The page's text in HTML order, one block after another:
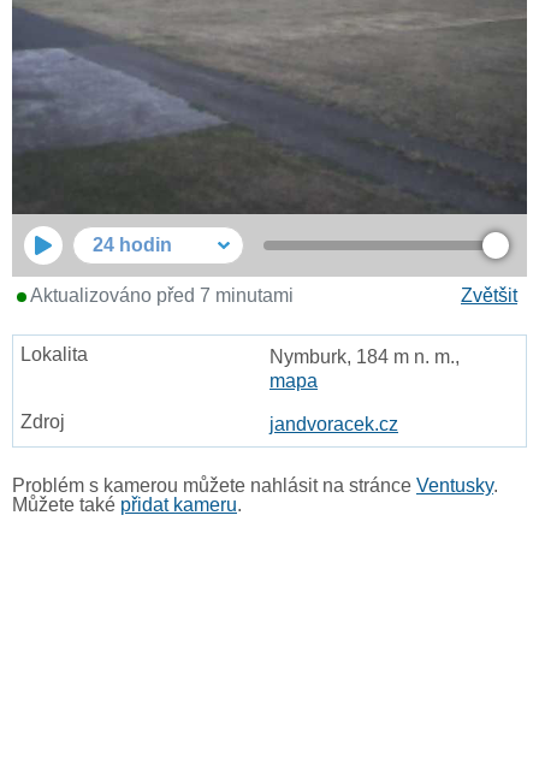
24 hodin
Zvětšit
Aktualizováno před 7 minutami
Nymburk, 184 m n. m.,
mapa
jandvoracek.cz
Problém s kamerou můžete nahlásit na stránce Ventusky.
Můžete také přidat kameru.